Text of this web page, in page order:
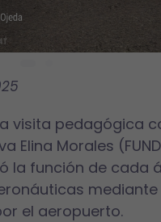
visita pedagógica
Elina Morales
la función de cada
mediante
el aeropuerto.